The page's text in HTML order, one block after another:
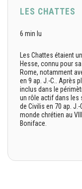
LES CHATTES
6 min lu
Les Chattes étaient
Hesse, connu pour
Rome, notamment
en 9 ap. J.-C.. Après
inclus dans le
un rôle actif dans les
de Civilis en 70 ap.
monde chrétien au
Boniface.